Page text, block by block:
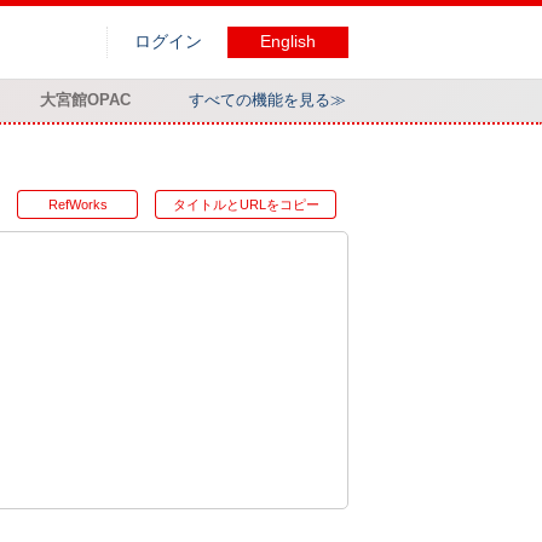
ログイン English
大宮館OPAC すべての機能を見る≫
RefWorks タイトルとURLをコピー